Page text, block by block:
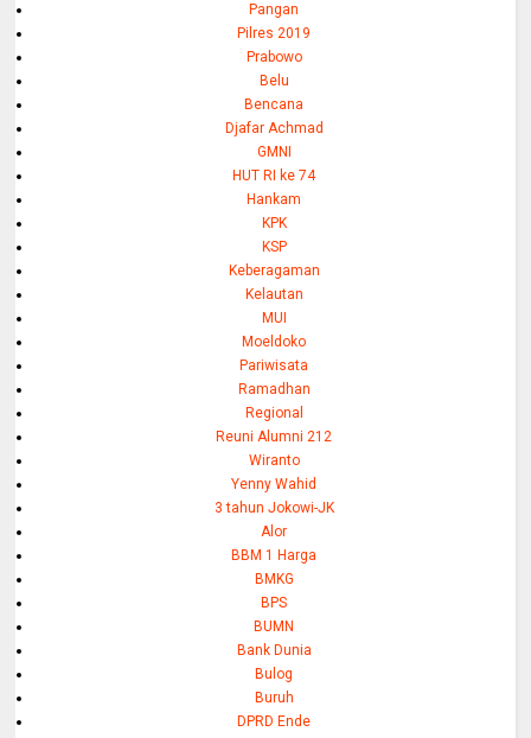
Pangan
Pilres 2019
Prabowo
Belu
Bencana
Djafar Achmad
GMNI
HUT RI ke 74
Hankam
KPK
KSP
Keberagaman
Kelautan
MUI
Moeldoko
Pariwisata
Ramadhan
Regional
Reuni Alumni 212
Wiranto
Yenny Wahid
3 tahun Jokowi-JK
Alor
BBM 1 Harga
BMKG
BPS
BUMN
Bank Dunia
Bulog
Buruh
DPRD Ende